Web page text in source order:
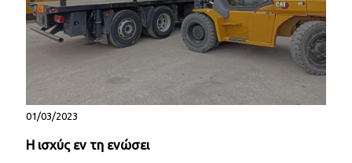
01/03/2023
Η ισχύς εν τη ενώσει